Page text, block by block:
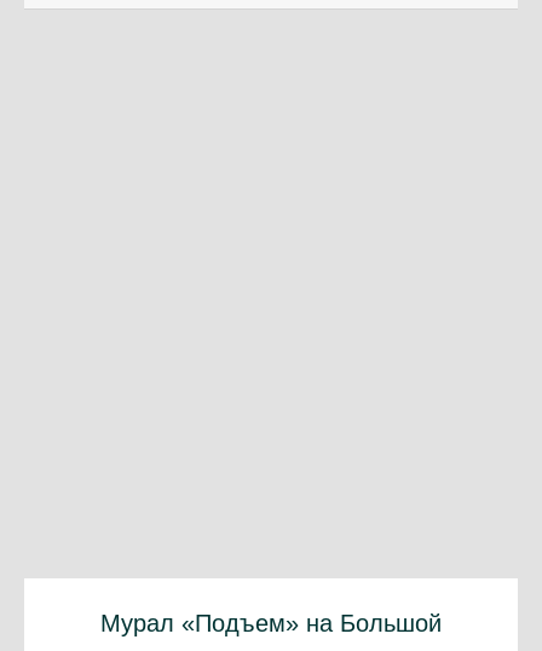
Мурал «Подъем» на Большой